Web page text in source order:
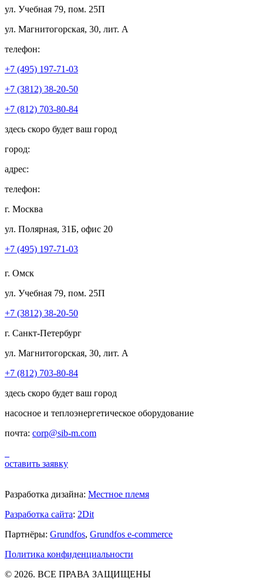
ул. Учебная 79, пом. 25П
ул. Магнитогорская, 30, лит. А
телефон:
+7 (495) 197-71-03
+7 (3812) 38-20-50
+7 (812) 703-80-84
здесь скоро будет ваш город
город:
адрес:
телефон:
г. Москва
ул. Полярная, 31Б, офис 20
+7 (495) 197-71-03
г. Омск
ул. Учебная 79, пом. 25П
+7 (3812) 38-20-50
г. Санкт-Петербург
ул. Магнитогорская, 30, лит. А
+7 (812) 703-80-84
здесь скоро будет ваш город
насосное и теплоэнергетическое оборудование
почта: corp@sib-m.com
оставить заявку
Разработка дизайна: Местное племя
Разработка сайта: 2Dit
Партнёры: Grundfos, Grundfos e-commerce
Политика конфиденциальности
© 2026. ВСЕ ПРАВА ЗАЩИЩЕНЫ